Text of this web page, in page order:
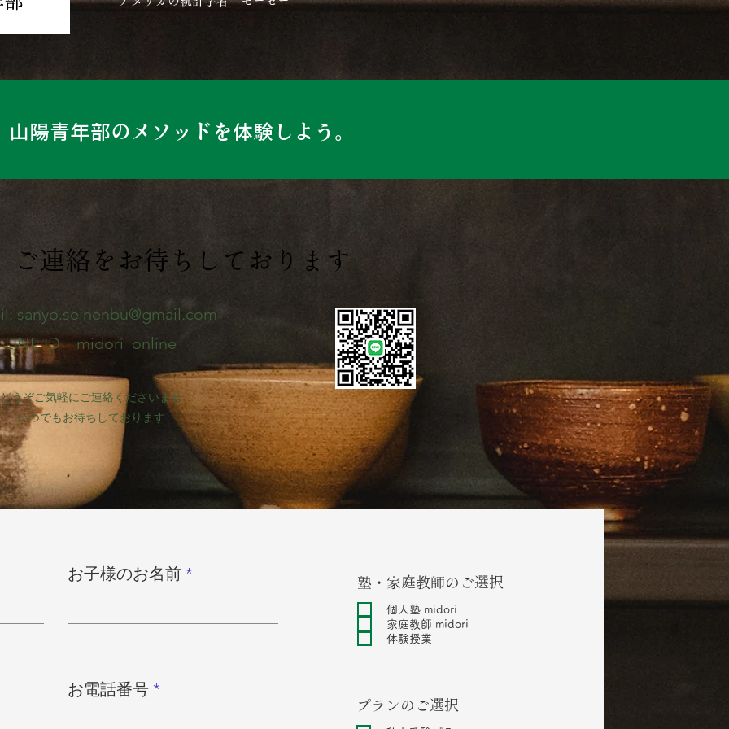
山陽青年部のメソッドを体験しよう。
​ご連絡をお待ちしております
sanyo.seinenbu@gmail.com
LINE ID midori_online
どうぞご気軽にご連絡くださいませ
いつでもお待ちしております
お子様のお名前
お電話番号
塾・家庭教師のご選択
個人塾 midori
家庭教師 midori
体験授業
プランのご選択